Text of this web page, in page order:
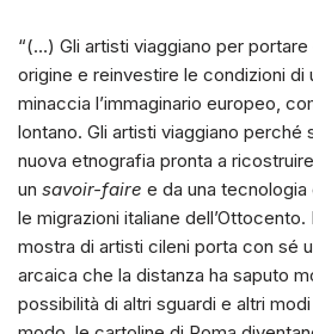
“(…) Gli artisti viaggiano per
origine e reinvestire le condizioni di
minaccia l’immaginario europeo,
lontano. Gli artisti viaggiano perché
nuova etnografia pronta a
un savoir-faire e da una
le migrazioni italiane
mostra di artisti cileni porta con sé
arcaica che la distanza ha saputo
possibilità di altri sguardi e altri